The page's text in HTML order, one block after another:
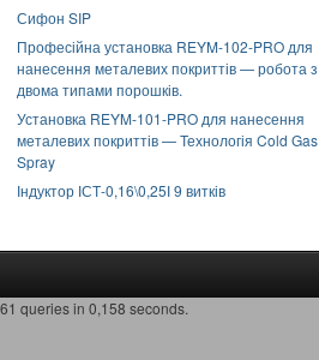
Сифон SIP
Професійна установка REYM-102-PRO для
нанесення металевих покриттів — робота з
двома типами порошків.
Установка REYM-101-PRO для нанесення
металевих покриттів — Технологія Cold Gas
Spray
Індуктор ІСТ-0,16\0,25І 9 витків
61 queries in 0,158 seconds.